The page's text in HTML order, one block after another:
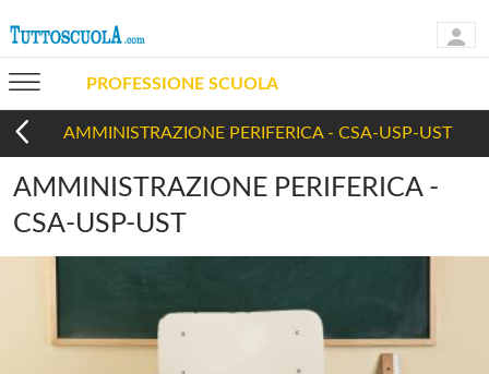
PROFESSIONE SCUOLA
AMMINISTRAZIONE PERIFERICA - CSA-USP-UST
AMMINISTRAZIONE PERIFERICA -
CSA-USP-UST